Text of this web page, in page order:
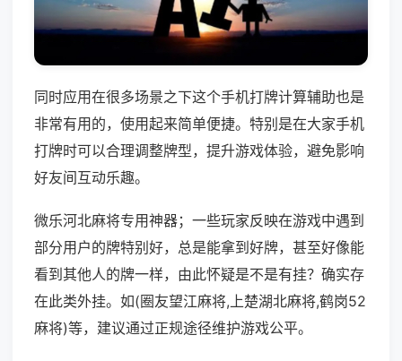
同时应用在很多场景之下这个手机打牌计算辅助也是
非常有用的，使用起来简单便捷。特别是在大家手机
打牌时可以合理调整牌型，提升游戏体验，避免影响
好友间互动乐趣。
微乐河北麻将专用神器；一些玩家反映在游戏中遇到
部分用户的牌特别好，总是能拿到好牌，甚至好像能
看到其他人的牌一样，由此怀疑是不是有挂？确实存
在此类外挂。如(圈友望江麻将,上楚湖北麻将,鹤岗52
麻将)等，建议通过正规途径维护游戏公平。